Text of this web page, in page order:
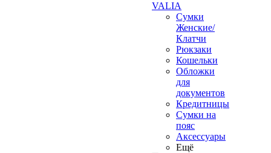
VALIA
Сумки
Женские/
Клатчи
Рюкзаки
Кошельки
Обложки
для
документов
Кредитницы
Сумки на
пояс
Аксессуары
Ещё